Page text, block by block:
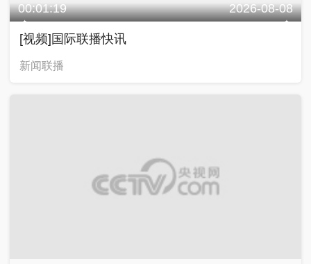
00:01:19 2026-08-08
[视频]国际联播快讯
新闻联播